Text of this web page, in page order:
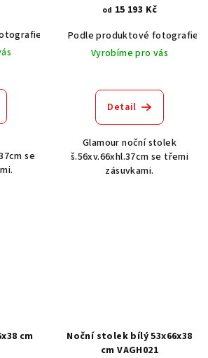
Akát vintage BT1551
Dub světlý
se
od 15 193 Kč
Podle produktové fotografie
Vyrobíme pro vás
Detail
Glamour noční stolek
š.56xv.66xhl.37cm se třemi
zásuvkami.
cm
Noční stolek bílý 53x66x38
cm VAGH021